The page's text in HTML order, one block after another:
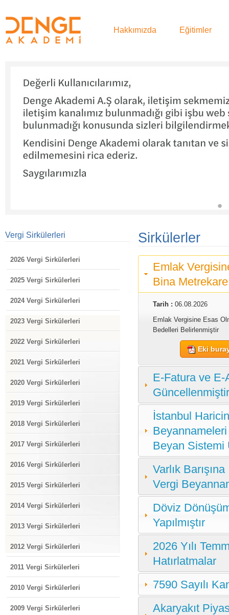
Hakkımızda Eğitimler
Vergi Sirkülerleri
2026 Vergi Sirkülerleri
2025 Vergi Sirkülerleri
2024 Vergi Sirkülerleri
2023 Vergi Sirkülerleri
2022 Vergi Sirkülerleri
2021 Vergi Sirkülerleri
2020 Vergi Sirkülerleri
2019 Vergi Sirkülerleri
2018 Vergi Sirkülerleri
2017 Vergi Sirkülerleri
2016 Vergi Sirkülerleri
2015 Vergi Sirkülerleri
2014 Vergi Sirkülerleri
2013 Vergi Sirkülerleri
2012 Vergi Sirkülerleri
2011 Vergi Sirkülerleri
2010 Vergi Sirkülerleri
2009 Vergi Sirkülerleri
Sirkülerler
Emlak
Bina
Tarih :06.08.2026
Emlak Vergisine Esas
Bedelleri Belirlenmiştir
Eki
E-Fatura ve E-
İstanbul
Beyan Sistemi
Varlık
Vergi
Döviz
Yapılmıştır
2026 Yılı
Hatırlatmalar
7590 Sayılı
Akaryakıt